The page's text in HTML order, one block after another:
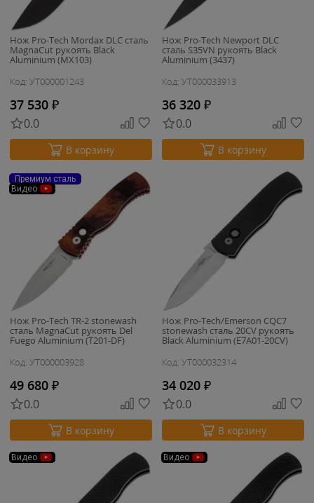
Нож Pro-Tech Mordax DLC сталь
MagnaCut рукоять Black
Aluminium (MX103)
Код: УТ000001243
37 530 ₽
0.0
В корзину
Нож Pro-Tech Newport DLC
сталь S35VN рукоять Black
Aluminium (3437)
Код: УТ000033913
36 320 ₽
0.0
В корзину
Премиум сталь
Видео
Нож Pro-Tech TR-2 stonewash
сталь MagnaCut рукоять Del
Fuego Aluminium (T201-DF)
Код: УТ000003928
49 680 ₽
0.0
В корзину
Нож Pro-Tech/Emerson CQC7
stonewash сталь 20CV рукоять
Black Aluminium (E7A01-20CV)
Код: УТ000032314
34 020 ₽
0.0
В корзину
Видео Видео